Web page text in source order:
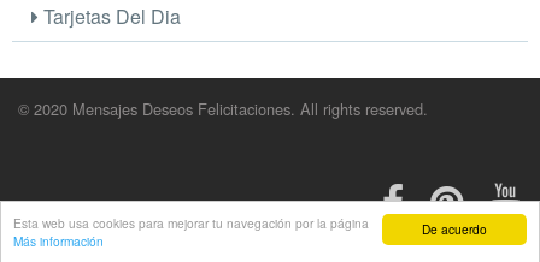
De acuerdo
Esta web usa cookies para mejorar tu navegación por la página
Más información
Tarjetas Del Dia
© 2020 Mensajes Deseos Felicitaciones. All rights reserved.